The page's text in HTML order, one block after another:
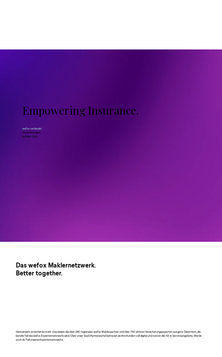
Empowering Insurance.
wefox verbindet.
Versicherungen.
Kunden. Dich.
Das wefox Maklernetzwerk.
Better together.
Gemeinsam erreichst du mehr. Das wissen die über 280 regionalen wefox Maklerpartner und über 750 aktiven Versicherungsexperten aus ganz Österreich, die
bereits Teil des wefox Expertennetzwerks sind. Über unser SaaS Partnerportal betreuen sie ihre Kunden voll digital und nutzen die All-In Serviceangebote. Werde
auch du Teil unseres Expertennetzwerks.